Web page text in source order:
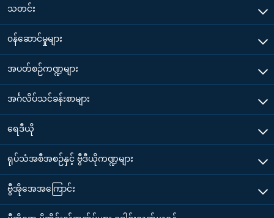
သတင်း
၀န်ဆောင်မှုများ
အပတ်စဉ်ကဏ္ဍများ
အင်္ဂလိပ်သင်ခန်းစာများ
ရေဒီယို
ရုပ်သံအစီအစဉ်နှင့် ဗွီဒီယိုကဏ္ဍများ
ဗွီအိုအေအကြောင်း